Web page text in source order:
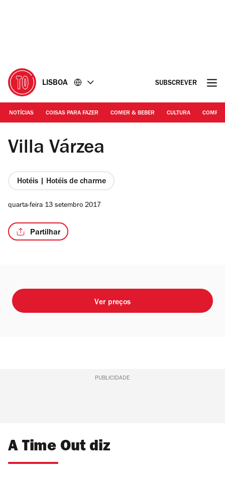
LISBOA SUBSCREVER
NOTÍCIAS COISAS PARA FAZER COMER & BEBER CULTURA
©DR | Villa Várzea
Villa Várzea
Hotéis | Hotéis de charme
quarta-feira 13 setembro 2017
Partilhar
Ver preços
PUBLICIDADE
A Time Out diz